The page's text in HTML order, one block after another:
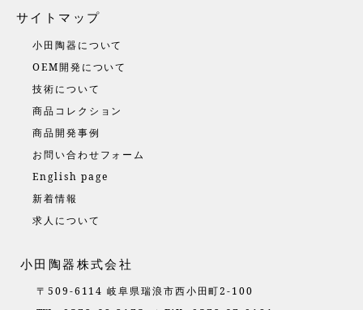
サイトマップ
小田陶器について
OEM開発について
技術について
商品コレクション
商品開発事例
お問い合わせフォーム
English page
新着情報
求人について
小田陶器株式会社
〒509-6114 岐阜県瑞浪市西小田町2-100